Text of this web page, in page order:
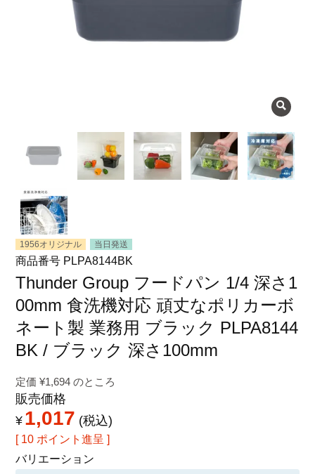
Instagram
プライバシーポリシー
特定商取引法に関する表示
1956オリジナル 当日発送
商品番号 PLPA8144BK
Thunder Group フードパン 1/4 深さ1
00mm 食洗機対応 頑丈なポリカーボ
ネート製 業務用 ブラック PLPA8144
BK / ブラック 深さ100mm
定価 ¥1,694 のところ
販売価格
¥ 1,017 税込
[ 10 ポイント進呈 ]
バリエーション